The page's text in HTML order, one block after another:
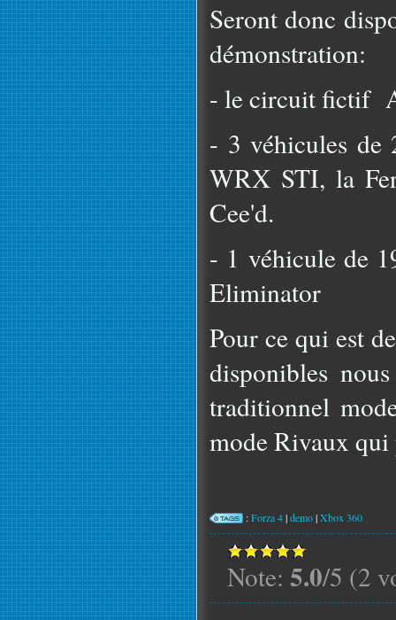
Seront donc
démonstration:
- le circuit fictif
- 3 véhicules de
WRX STI, la
Cee'd.
- 1 véhicule de
Eliminator
Pour ce qui est
disponibles
traditionnel
mode Rivaux qui
:Forza 4|demo|Xbox 360
Note: 5.0/5 (2